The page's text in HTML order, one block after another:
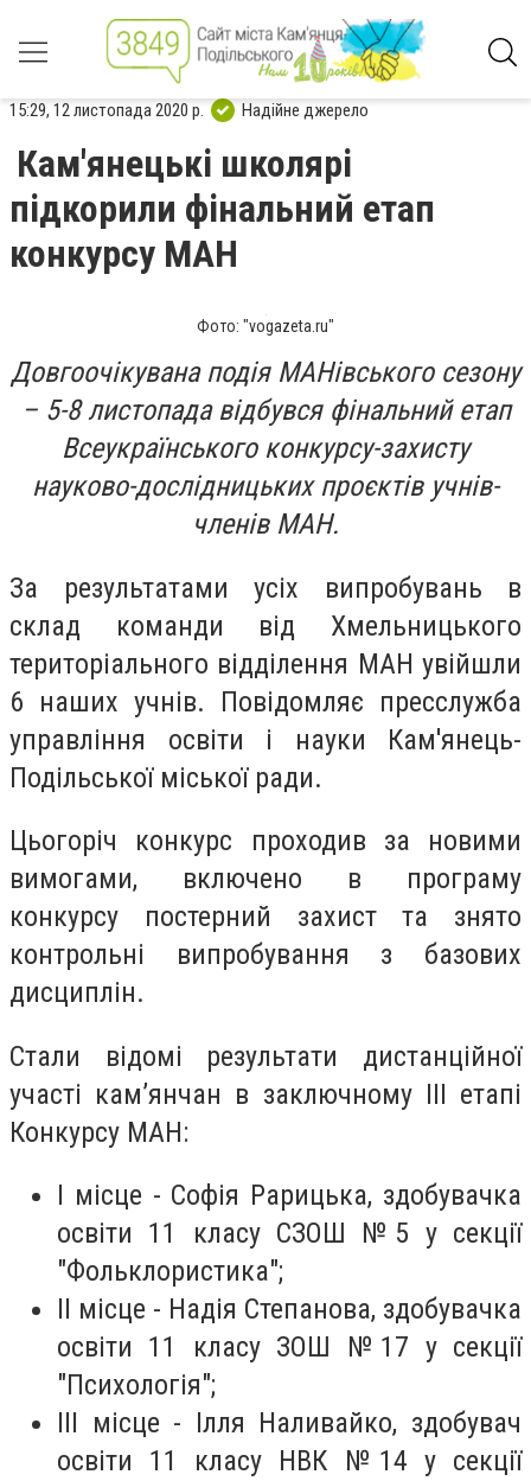
15:29, 12 листопада 2020 р. Надійне джерело
Кам'янецькі школярі
підкорили фінальний етап
конкурсу МАН
Фото: "vogazeta.ru"
Довгоочікувана подія МАНівського сезону
– 5-8 листопада відбувся фінальний етап
Всеукраїнського конкурсу-захисту
науково-дослідницьких проєктів учнів-
членів МАН.
За результатами усіх випробувань в
склад команди від Хмельницького
територіального відділення МАН увійшли
6 наших учнів. Повідомляє пресслужба
управління освіти і науки Кам'янець-
Подільської міської ради.
Цьогоріч конкурс проходив за новими
вимогами, включено в програму
конкурсу постерний захист та знято
контрольні випробування з базових
дисциплін.
Стали відомі результати дистанційної
участі кам’янчан в заключному ІІІ етапі
Конкурсу МАН:
І місце - Софія Рарицька, здобувачка
освіти 11 класу СЗОШ №5 у секції
"Фольклористика";
ІІ місце - Надія Степанова, здобувачка
освіти 11 класу ЗОШ №17 у секції
"Психологія";
ІІІ місце - Ілля Наливайко, здобувач
освіти 11 класу НВК №14 у секції